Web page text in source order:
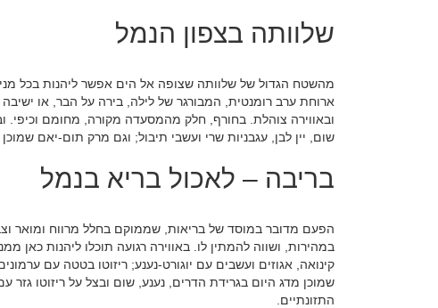
שלוותה בצפון הנמל
מהשטח הגדול של שלוותה שצופה אל הים אפשר ליהנות בכל
ארוחת ערב רומנטית, המבורגר של לילה, בירה על הבר, או
ובאווירה צוהלת. בחורף, חלק מהמסעדה מקורה, מחומם
שום, יין לבן, עגבניות שרי ועשבי תיבול; וגם מרק תום-יאם
בריבה – לאכול בריא בנמל
הפעם מדובר במוסד של בריאות, שממוקם בחלל מרווח ומואר
במהירות, ושווה להמתין לו. באווירה רגועה תוכלו ליהנות כאן
קינואה, אגוזים ועשבים עם יוגורט-נענע; ריזוטו בטטה עם
שמוכן מדג היום בגרידת הדרים, נענע, שום ובצל על ריזוטו
התזונתיים.